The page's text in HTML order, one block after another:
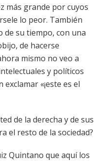
más grande por cuyos
lo peor. También
de su tiempo, con una
de hacerse
mismo no veo a
y políticos
«¡este es el
de la derecha y de sus
el resto de la sociedad?
Quintano que aquí los